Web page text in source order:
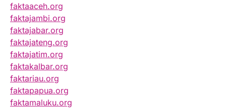
faktaaceh.org
faktajambi.org
faktajabar.org
faktajateng.org
faktajatim.org
faktakalbar.org
faktariau.org
faktapapua.org
faktamaluku.org